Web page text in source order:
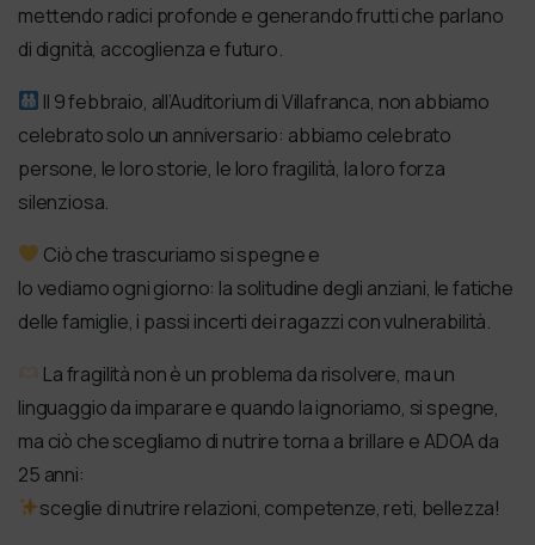
mettendo radici profonde e generando frutti che parlano
di dignità, accoglienza e futuro.
Il 9 febbraio, all’Auditorium di Villafranca, non abbiamo
celebrato solo un anniversario: abbiamo celebrato
persone, le loro storie, le loro fragilità, la loro forza
silenziosa.
Ciò che trascuriamo si spegne e
lo vediamo ogni giorno: la solitudine degli anziani, le fatiche
delle famiglie, i passi incerti dei ragazzi con vulnerabilità.
La fragilità non è un problema da risolvere, ma un
linguaggio da imparare e quando la ignoriamo, si spegne,
ma ciò che scegliamo di nutrire torna a brillare e ADOA da
25 anni:
sceglie di nutrire relazioni, competenze, reti, bellezza!